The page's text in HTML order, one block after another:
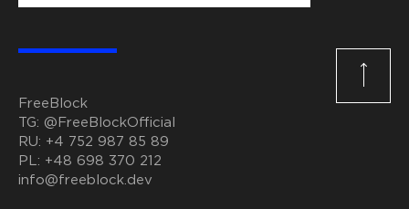
FreeBlock
TG: @FreeBlockOfficial
RU: +4 752 987 85 89
PL: +48 698 370 212
info@freeblock.dev